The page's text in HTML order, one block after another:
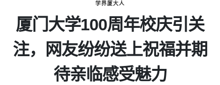
学界厦大人
厦门大学100周年校庆引关
注，网友纷纷送上祝福并期
待亲临感受魅力